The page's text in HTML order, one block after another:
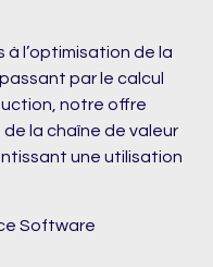
à l’optimisation de la
par le calcul
notre offre
la chaîne de valeur
une utilisation